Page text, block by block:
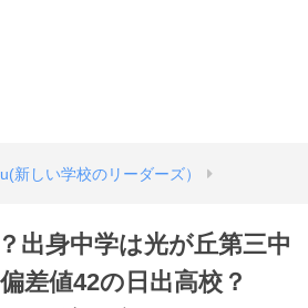
新しい学校のリーダーズ）
出身中学は光が丘第三中
差値42の日出高校？